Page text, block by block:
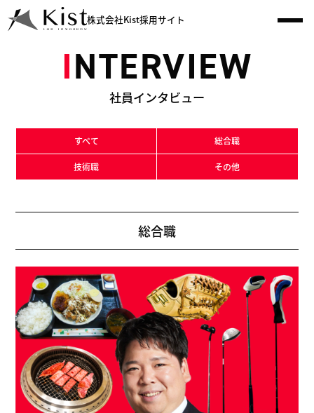
株式会社Kist採用サイト
社員インタビュー
INTERVIEW
すべて 総合職
技術職 その他
総合職